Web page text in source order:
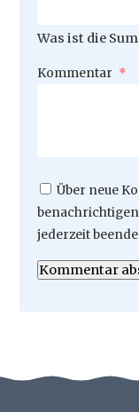
Was ist die
Pflichtfeld
Kommentar *
Über neue
jederzeit
Kommentar